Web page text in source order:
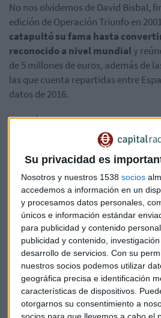
Su privacidad es
Nosotros y nuestros 1538 socios
accedemos a información en un
y procesamos datos personales,
únicos e información estándar
para publicidad y contenido
publicidad y contenido,
desarrollo de servicios. Con su
nuestros socios podemos utilizar
geográfica precisa e identificación
características de dispositivos.
otorgarnos su consentimiento a
No nos olvidemos de David Bisbal,
edición de Operación Triunfo en
catapultó su fama hasta
reconocido a nivel mundialy
de 5 millones de euros, además de
las que cuenta repartidas entre
datos de 2016.
Y la más reciente, la finalistaAitana
fanatismo que ha convocado esta
una de las
de Españacon más de dos millones
cuenta de Instagram, con la que
de dinero gracias a las marcas que
tiene importantes contratos con
Stradivarius, GHD y hasta el
propio. Así que resta saber qué
2020 será el próximo joven artista
Un formato de éxito
Cuando se creó Operación Triunfo,
talentos estaban en pleno auge. En